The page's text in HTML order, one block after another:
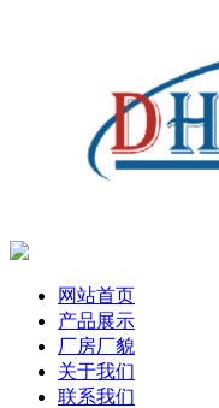
网站首页
产品展示
厂房厂貌
关于我们
联系我们